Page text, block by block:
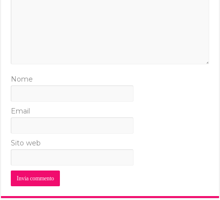
Nome
Email
Sito web